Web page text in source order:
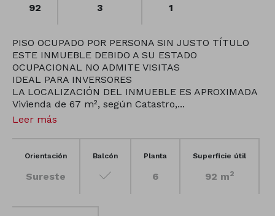
92 3 1
PISO OCUPADO POR PERSONA SIN JUSTO TÍTULO
ESTE INMUEBLE DEBIDO A SU ESTADO
OCUPACIONAL NO ADMITE VISITAS
IDEAL PARA INVERSORES
LA LOCALIZACIÓN DEL INMUEBLE ES APROXIMADA
Vivienda de 67 m², según Catastro,...
Leer más
Orientación
Sureste
Balcón Planta
6
Superficie útil
92 m2